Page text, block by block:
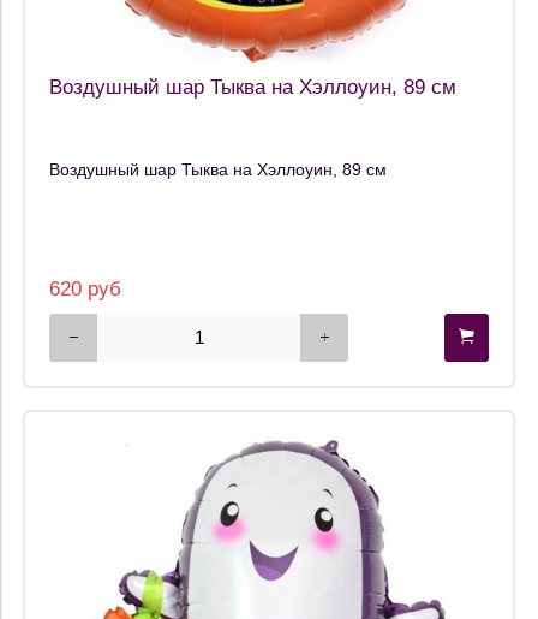
Воздушный шар Тыква на Хэллоуин, 89 см
Воздушный шар Тыква на Хэллоуин, 89 см
620 руб